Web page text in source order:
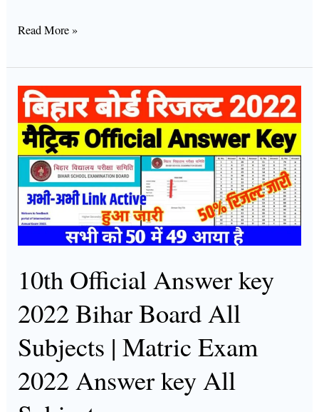
Read More »
10th Official Answer key
2022 Bihar Board All
Subjects | Matric Exam
2022 Answer key All
10th
Official
Answer
key
2022
Bihar
Board
All
Matric
2022
Answer